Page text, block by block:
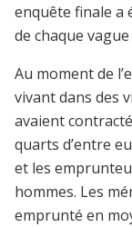
enquête finale a
de chaque vague
Au moment de
vivant dans des
avaient
quarts d’entre
et les
hommes. Les
emprunté en